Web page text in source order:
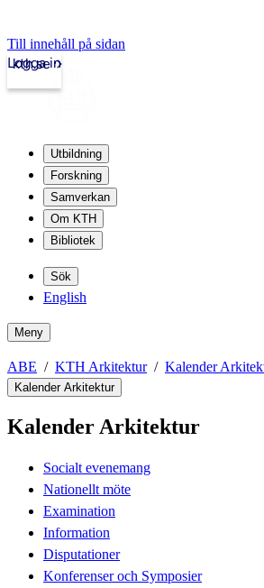
Till innehåll på sidan
kth.se
Logga in
Utbildning
Forskning
Samverkan
Om KTH
Bibliotek
Sök
English
Meny
ABE KTH Arkitektur Kalender
Kalender Arkitektur
Kalender Arkitektur
Socialt evenemang
Nationellt möte
Examination
Information
Disputationer
Konferenser och Symposier